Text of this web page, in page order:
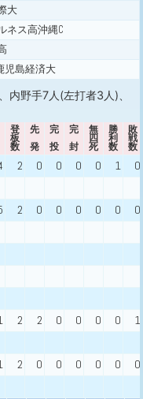
大
ネス高沖縄C
児島経済大
内野手7人(左打者3人)、
登
板
数
先
発
完
投
完
封
無
四
死
勝
利
数
敗
戦
数
2 0 0 0 0 1
0
2 0 0 0 0 0
0
2 2 0 0 0 0
1
2 0 0 0 0 0
0